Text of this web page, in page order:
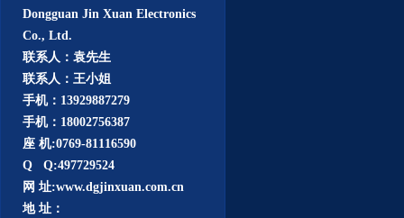
Dongguan Jin Xuan Electronics
Co., Ltd.
联系人：袁先生
联系人：王小姐
手机：13929887279
手机：18002756387
座 机:0769-81116590
Q Q:497729524
网 址:www.dgjinxuan.com.cn
地 址：